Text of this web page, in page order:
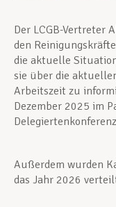
Der LCGB-Vertreter
den
die aktuelle
sie über die
Arbeitszeit zu
Dezember 2025 im
Außerdem wurden
das Jahr 2026